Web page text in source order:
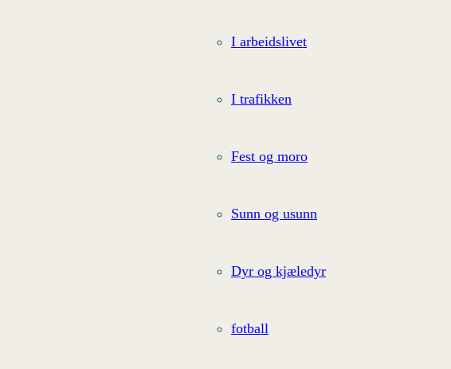
I arbeidslivet
I trafikken
Fest og moro
Sunn og usunn
Dyr og kjæledyr
fotball